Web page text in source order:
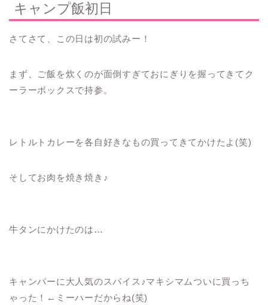
キャンプ飯初日
さてさて、この日は初の試みー！
まず、ご飯を炊くのが面倒すぎておにぎりを握ってきてク
ーラーボックスで持参。
レトルトカレーを各自好きなもの買ってきてかけたよ(笑)
そしてお肉を焼き焼き♪
牛タンにかけたのは…
キャンパーに大人気のスパイス♪マキシマムついに買っち
ゃった！←ミーハーだからね(笑)